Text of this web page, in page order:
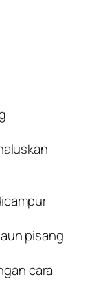
pisang
cara